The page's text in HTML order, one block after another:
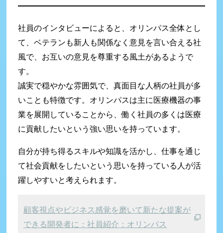
社員のインタビューによると、オリンパス全体とし
て、ベテランも新人も関係なく意見を言い合える社
風で、お互いの意見を尊重する風土があるようで
す。
誠実で穏やかな雰囲気で、真面目な人柄の社員が多
いことも特徴です。オリンパスは主に医療機器の事
業を展開していることから、働く社員の多くは医療
に貢献したいという強い思いを持っています。
自分が持ち得るスキルや知識を活かし、仕事を通じ
て社会貢献をしたいという思いを持っている人が活
躍しやすいと考えられます。
顧客視点やビジネス感覚を磨いて新たな提案が
できる開発者に：社員紹介：オリンパス